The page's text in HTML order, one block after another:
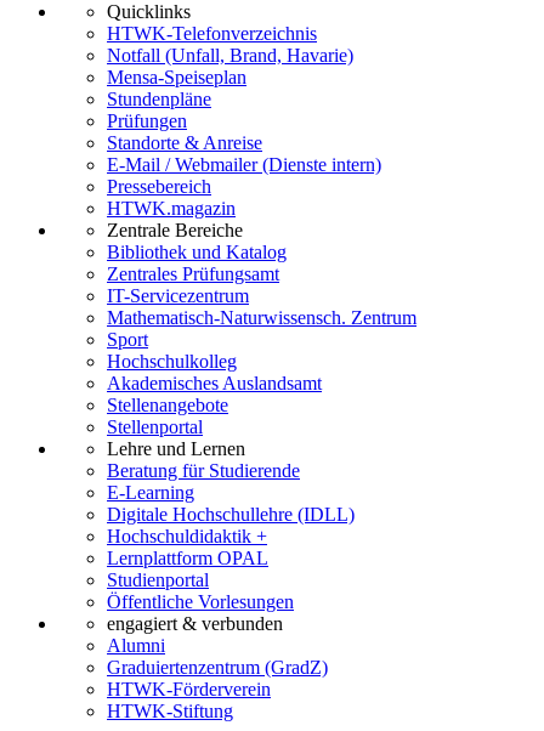
Quicklinks
HTWK-Telefonverzeichnis
Notfall (Unfall, Brand, Havarie)
Mensa-Speiseplan
Stundenpläne
Prüfungen
Standorte & Anreise
E-Mail / Webmailer (Dienste intern)
Pressebereich
HTWK.magazin
Zentrale Bereiche
Bibliothek und Katalog
Zentrales Prüfungsamt
IT-Servicezentrum
Mathematisch-Naturwissensch. Zentrum
Sport
Hochschulkolleg
Akademisches Auslandsamt
Stellenangebote
Stellenportal
Lehre und Lernen
Beratung für Studierende
E-Learning
Digitale Hochschullehre (IDLL)
Hochschuldidaktik +
Lernplattform OPAL
Studienportal
Öffentliche Vorlesungen
engagiert & verbunden
Alumni
Graduiertenzentrum (GradZ)
HTWK-Förderverein
HTWK-Stiftung